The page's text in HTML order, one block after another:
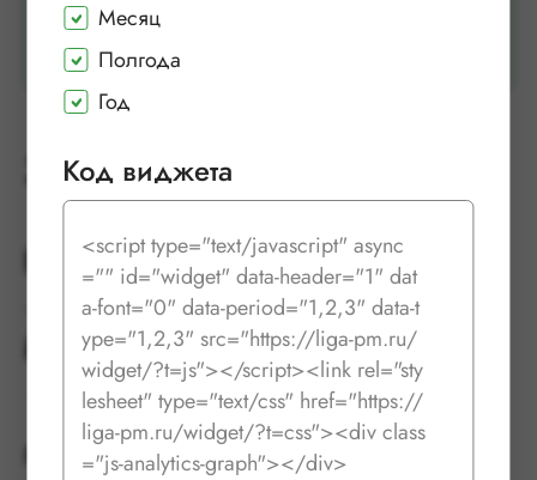
Значения индекса
Неделя27.07.26-02.08.26
МесяцИюль
Макулатура
Месяц
Полгода
Год
Код виджета
<script type="text/javascript" async
="" id="widget" data-header="1" dat
a-font="0" data-period="1,2,3" data-t
ype="1,2,3" src="https://liga-pm.ru/
widget/?t=js"></script><link rel="sty
lesheet" type="text/css" href="https://
liga-pm.ru/widget/?t=css"><div class
="js-analytics-graph"></div>